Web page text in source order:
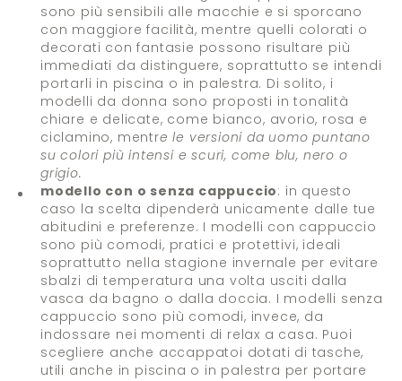
sono più sensibili alle macchie e si sporcano
con maggiore facilità, mentre quelli colorati o
decorati con fantasie possono risultare più
immediati da distinguere, soprattutto se intendi
portarli in piscina o in palestra. Di solito, i
modelli da donna sono proposti in tonalità
chiare e delicate, come bianco, avorio, rosa e
ciclamino, mentre le versioni da uomo puntano
su colori più intensi e scuri, come blu, nero o
grigio.
modello con o senza cappuccio: in questo
caso la scelta dipenderà unicamente dalle tue
abitudini e preferenze. I modelli con cappuccio
sono più comodi, pratici e protettivi, ideali
soprattutto nella stagione invernale per evitare
sbalzi di temperatura una volta usciti dalla
vasca da bagno o dalla doccia. I modelli senza
cappuccio sono più comodi, invece, da
indossare nei momenti di relax a casa. Puoi
scegliere anche accappatoi dotati di tasche,
utili anche in piscina o in palestra per portare